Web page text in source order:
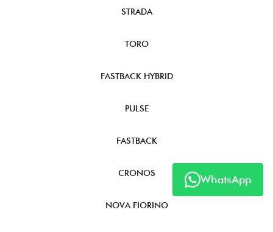
WhatsApp
STRADA
TORO
FASTBACK HYBRID
PULSE
FASTBACK
CRONOS
NOVA FIORINO